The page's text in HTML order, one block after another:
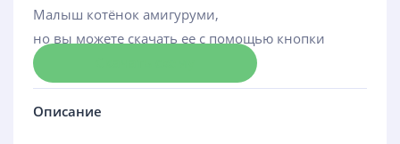
Малыш котёнок амигуруми,
но вы можете скачать ее с помощью кнопки
Описание